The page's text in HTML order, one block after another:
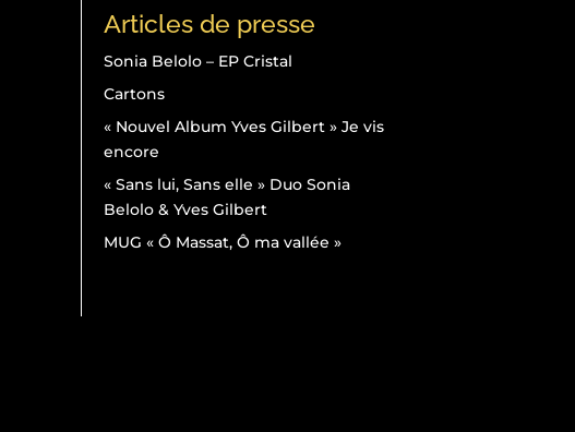
Articles de presse
Sonia Belolo – EP Cristal
Cartons
« Nouvel Album Yves Gilbert » Je vis
encore
« Sans lui, Sans elle » Duo Sonia
Belolo & Yves Gilbert
MUG « Ô Massat, Ô ma vallée »